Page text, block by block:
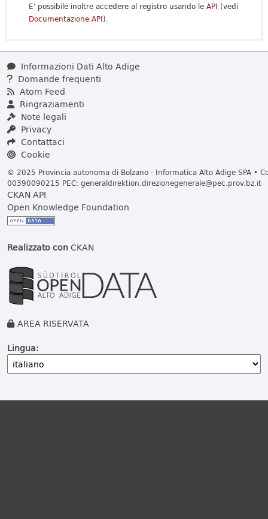
E' possibile inoltre accedere al registro usando le API (vedi
Documentazione API).
Informazioni Dati Alto Adige
Domande frequenti
Atom Feed
Ringraziamenti
Note legali
Privacy
Contattaci
Cookie
© 2025 Provincia autonoma di Bolzano - Informatica Alto Adige SPA •
00390090215 PEC: generaldirektion.direzionegenerale@pec.prov.bz.it
CKAN API
Open Knowledge Foundation
Realizzato conCKAN
AREA RISERVATA
Lingua